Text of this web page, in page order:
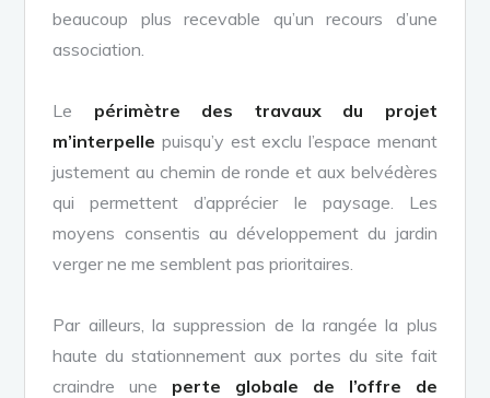
beaucoup plus recevable qu’un recours d’une
association.
Le périmètre des travaux du projet
m’interpelle puisqu’y est exclu l’espace menant
justement au chemin de ronde et aux belvédères
qui permettent d’apprécier le paysage. Les
moyens consentis au développement du jardin
verger ne me semblent pas prioritaires.
Par ailleurs, la suppression de la rangée la plus
haute du stationnement aux portes du site fait
craindre une perte globale de l’offre de